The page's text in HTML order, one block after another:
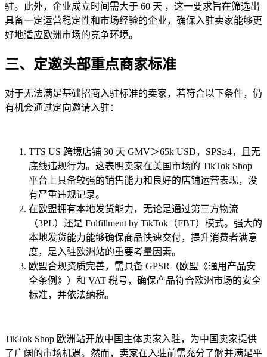
驻。此外，企业成立时间需大于 60 天 ，这一要求旨在筛选出
具备一定运营稳定性和市场经验的企业，确保入驻卖家能够更
好地适应欧洲市场的竞争环境。
三、定邀头部重点商家标准
对于无法满足基础招商入驻标准的卖家，若符合以下条件，仍
有机会通过定向邀请入驻：
TTS US 跨境店铺 30 天 GMV＞65k USD，SPS≥4，且无
底线违规行为。这表明卖家在美国市场的 TikTok Shop
平台上具备较强的销售能力和良好的店铺运营表现，没
有严重违规记录。
在欧盟拥有本地发货能力，无论是通过第三方物流
（3PL）还是 Fulfillment by TikTok（FBT）模式。强大的
本地发货能力能够确保商品快速交付，提升消费者满意
度，是入驻欧洲站的重要考量因素。
欧盟合规资质完善，需具备 GPSR（欧盟《通用产品安
全条例》）和 VAT 税号，确保产品符合欧洲市场的安全
标准，并依法纳税。
TikTok Shop 欧洲站开放中国主体卖家入驻，为中国卖家提供
了广阔的市场机遇。然而，卖家在入驻前需充分了解并满足平